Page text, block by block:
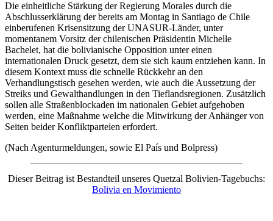
Die einheitliche Stärkung der Regierung Morales durch die
Abschlusserklärung der bereits am Montag in Santiago de Chile
einberufenen Krisensitzung der UNASUR-Länder, unter
momentanem Vorsitz der chilenischen Präsidentin Michelle
Bachelet, hat die bolivianische Opposition unter einen
internationalen Druck gesetzt, dem sie sich kaum entziehen kann. In
diesem Kontext muss die schnelle Rückkehr an den
Verhandlungstisch gesehen werden, wie auch die Aussetzung der
Streiks und Gewalthandlungen in den Tieflandsregionen. Zusätzlich
sollen alle Straßenblockaden im nationalen Gebiet aufgehoben
werden, eine Maßnahme welche die Mitwirkung der Anhänger von
Seiten beider Konfliktparteien erfordert.
(Nach Agenturmeldungen, sowie El País und Bolpress)
Dieser Beitrag ist Bestandteil unseres Quetzal Bolivien-Tagebuchs:
Bolivia en Movimiento